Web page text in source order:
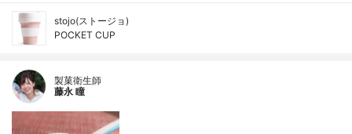
stojo(ストージョ)
POCKET CUP
製菓衛生師
藤永 瞳